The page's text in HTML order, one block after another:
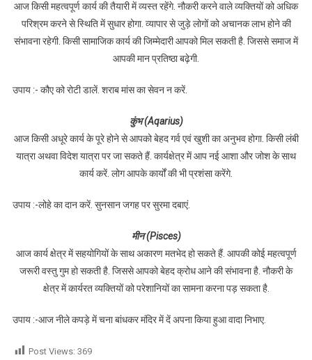
आज किसी महत्वपूर्ण कार्य की तैयारी में व्यस्त रहेंगे. नौकरी करने वाले व्यक्तियों को अधिक
परिश्रम करने से स्थिति में सुधार होगा. व्यापार से जुड़े लोगों को अचानक लाभ होने की
संभावना रहेगी. किसी सामाजिक कार्य की जिम्मेदारी आपको मिल सकती है. जिससे समाज में
आपकी मान प्रतिष्ठा बढ़ेगी.
उपाय :- कौए को रोटी डालें. शराब मांस का सेवन न करें.
कुंभ (Aqarius)
आज किसी अधूरे कार्य के पूरे होने से आपको बेहद गर्व एवं खुशी का अनुभव होगा. किसी लंबी
यात्रा अथवा विदेश यात्रा पर जा सकते हैं. कार्यक्षेत्र में आप नई आशा और जोश के साथ
कार्य करें. लोग आपके कार्यों की भी प्रशंसा करेंगे.
उपाय :-लोहे का दान करें. सुनसान जगह पर सुरमा दबाएं.
मीन (Pisces)
आज कार्य क्षेत्र में सहयोगियों के साथ अकारण मतभेद हो सकते हैं. आपकी कोई महत्वपूर्ण
जरूरी वस्तु गुम हो सकती है. जिससे आपको बेहद क्रोध आने की संभावना है. नौकरी के
क्षेत्र में कार्यरत व्यक्तियों को परेशानियों का सामना करना पड़ सकता है.
उपाय :-आज नीले कपड़े में चना बांधकर मंदिर में दें अपना किया हुआ वादा निभाए.
Post Views: 369